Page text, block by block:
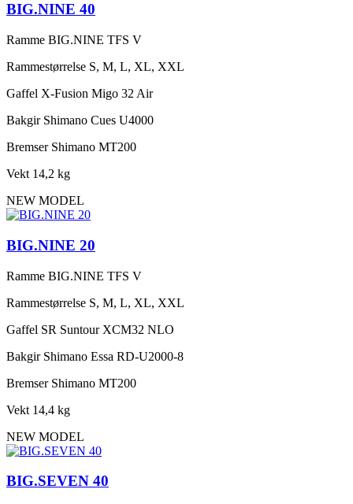
BIG.NINE 40
Ramme BIG.NINE TFS V
Rammestørrelse S, M, L, XL, XXL
Gaffel X-Fusion Migo 32 Air
Bakgir Shimano Cues U4000
Bremser Shimano MT200
Vekt 14,2 kg
NEW MODEL
BIG.NINE 20
Ramme BIG.NINE TFS V
Rammestørrelse S, M, L, XL, XXL
Gaffel SR Suntour XCM32 NLO
Bakgir Shimano Essa RD-U2000-8
Bremser Shimano MT200
Vekt 14,4 kg
NEW MODEL
BIG.SEVEN 40